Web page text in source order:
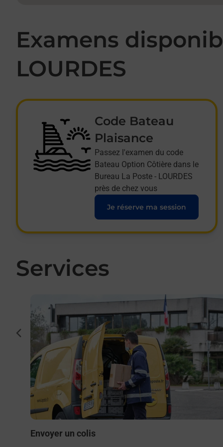
Examens
LOURDES
Code Bateau
Plaisance
Passez l'examen du code
Bateau Option Côtière dans le
Bureau La Poste - LOURDES
près de chez vous
Je réserve ma session
Services
Envoyer un colis